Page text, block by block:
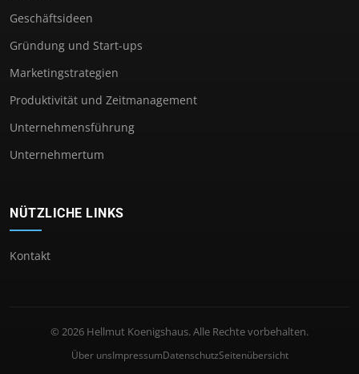
Geschäftsideen
Gründung und Start-ups
Marketingstrategien
Produktivität und Zeitmanagement
Unternehmensführung
Unternehmertum
NÜTZLICHE LINKS
Kontakt
© 2026 Hellmut Koenigshaus. Alle Rechte vorbehalten.
Über unsImpressumDatenschutzSeitenübersicht